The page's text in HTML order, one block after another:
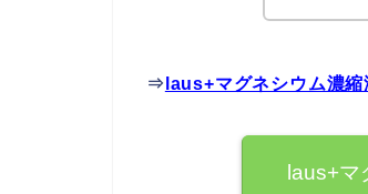
⇒ laus+マグネシウム濃
laus+マ